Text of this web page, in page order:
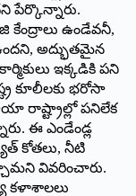
పేర్కొన్నారు.
కేంద్రాలు ఉండేవనీ,
అద్భుతమైన
ఇక్కడికి పని
కూలీలకు భరోసా
రాష్ట్రాల్లో పనిలేక
ఈ ఎండేండ్ల
‌కోతలు, నీటి
వివరించారు.
కళాశాలలు